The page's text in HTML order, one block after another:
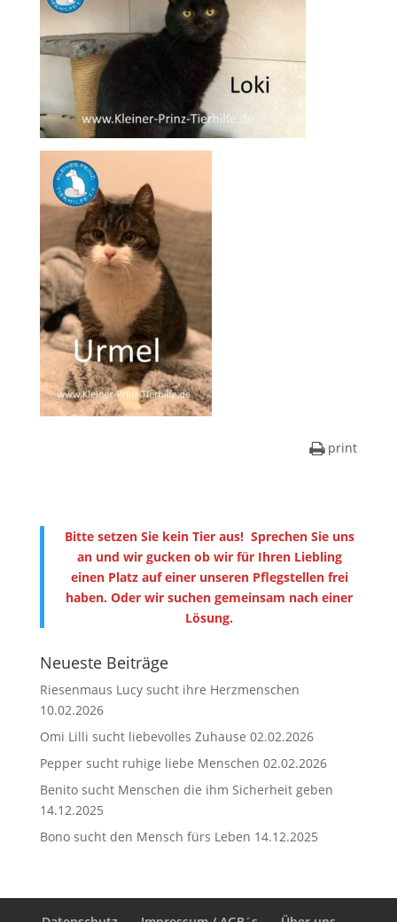
print
Bitte setzen Sie kein Tier aus! Sprechen Sie uns
an und wir gucken ob wir für Ihren Liebling
einen Platz auf einer unseren Pflegstellen frei
haben. Oder wir suchen gemeinsam nach einer
Lösung.
Neueste Beiträge
Riesenmaus Lucy sucht ihre Herzmenschen
10.02.2026
Omi Lilli sucht liebevolles Zuhause 02.02.2026
Pepper sucht ruhige liebe Menschen 02.02.2026
Benito sucht Menschen die ihm Sicherheit geben
14.12.2025
Bono sucht den Mensch fürs Leben 14.12.2025